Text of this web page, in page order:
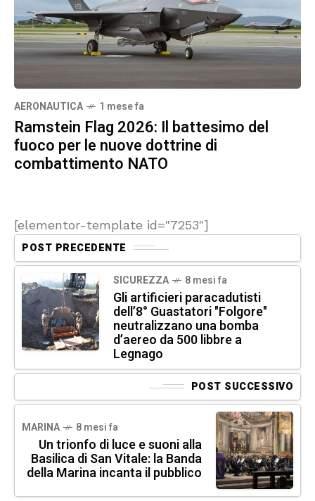
AERONAUTICA 1 mese fa
Ramstein Flag 2026: Il battesimo del
fuoco per le nuove dottrine di
combattimento NATO
[elementor-template id="7253"]
POST PRECEDENTE
SICUREZZA 8 mesi fa
Gli artificieri paracadutisti
dell’8° Guastatori "Folgore"
neutralizzano una bomba
d’aereo da 500 libbre a
Legnago
POST SUCCESSIVO
MARINA 8 mesi fa
Un trionfo di luce e suoni alla
Basilica di San Vitale: la Banda
della Marina incanta il pubblico